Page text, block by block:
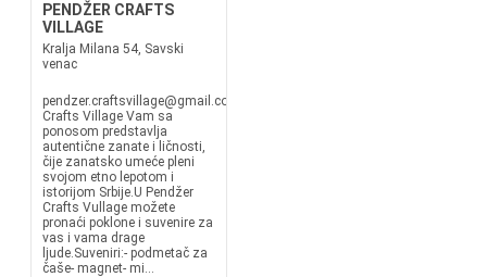
PENDŽER CRAFTS
VILLAGE
Kralja Milana 54, Savski
venac
pendzer.craftsvillage@gmail.comPendžer
Crafts Village Vam sa
ponosom predstavlja
autentične zanate i ličnosti,
čije zanatsko umeće pleni
svojom etno lepotom i
istorijom Srbije.U Pendžer
Crafts Vullage možete
pronaći poklone i suvenire za
vas i vama drage
ljude.Suveniri:- podmetač za
čaše- magnet- mi...